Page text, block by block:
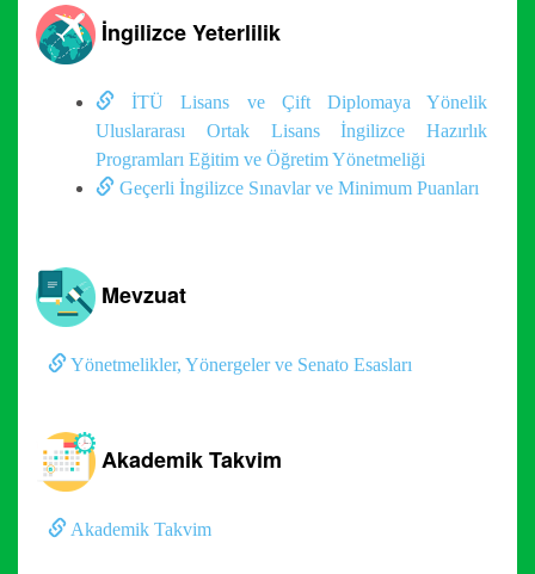
İngilizce Yeterlilik
İTÜ Lisans ve Çift Diplomaya Yönelik
Uluslararası Ortak Lisans İngilizce Hazırlık
Programları Eğitim ve Öğretim Yönetmeliği
Geçerli İngilizce Sınavlar ve Minimum Puanları
Mevzuat
Yönetmelikler, Yönergeler ve Senato Esasları
Akademik Takvim
Akademik Takvim